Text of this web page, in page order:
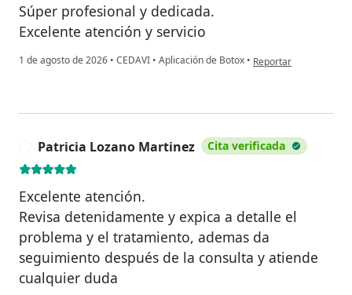
Súper profesional y dedicada.
Excelente atención y servicio
1 de agosto de 2026 • CEDAVI • Aplicación de Botox • en opinión del
Reportar
Patricia Lozano Martinez Cita verificada
Excelente atención.
Revisa detenidamente y expica a detalle el
problema y el tratamiento, ademas da
seguimiento después de la consulta y atiende
cualquier duda